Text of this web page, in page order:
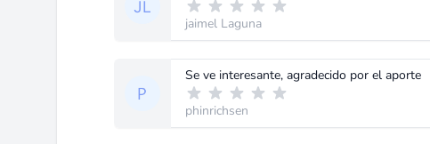
jaimel Laguna
Se ve interesante, agradecido por el aporte
phinrichsen